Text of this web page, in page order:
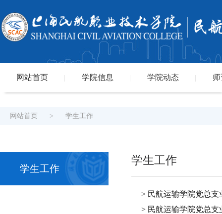
网站首页 学院信息 学院动态
网站首页 > 学生工作
学生工作
学生工作
> 民航运输学院党总
> 民航运输学院党总